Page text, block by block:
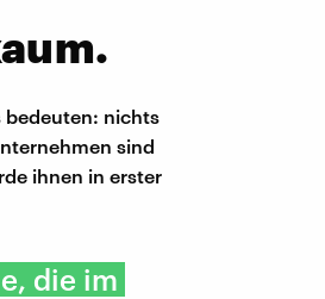
bedeuten: nichts
sind
ihnen in erster
die im